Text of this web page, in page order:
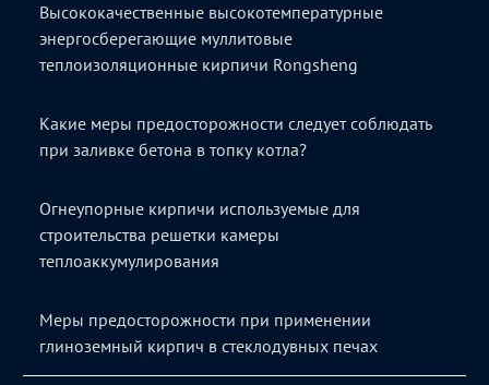
Высококачественные высокотемпературные
энергосберегающие муллитовые
теплоизоляционные кирпичи Rongsheng
Какие меры предосторожности следует соблюдать
при заливке бетона в топку котла?
Огнеупорные кирпичи используемые для
строительства решетки камеры
теплоаккумулирования
Меры предосторожности при применении
глиноземный кирпич в стеклодувных печах